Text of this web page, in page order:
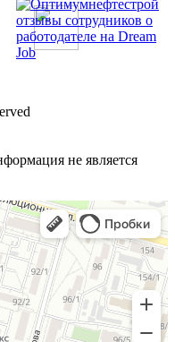
не является